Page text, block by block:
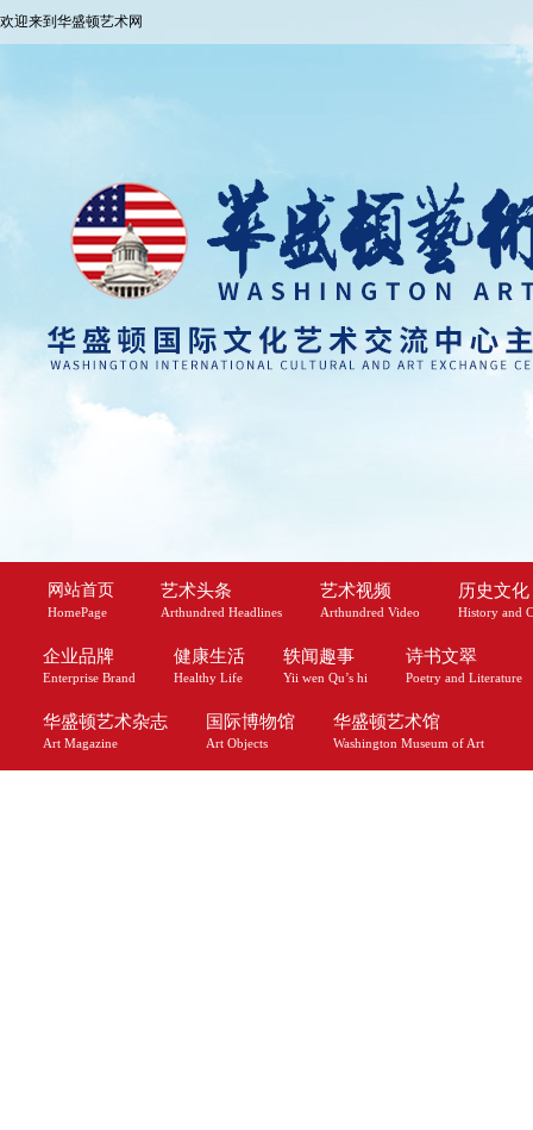
欢迎来到华盛顿艺术网
网站首页
HomePage
艺术头条
Arthundred Headlines
艺术视频
Arthundred Video
历史文化
History and
企业品牌
Enterprise Brand
健康生活
Healthy Life
轶闻趣事
Yii wen Qu’s hi
诗书文翠
Poetry and Literature
华盛顿艺术杂志
Art Magazine
国际博物馆
Art Objects
华盛顿艺术馆
Washington Museum of Art